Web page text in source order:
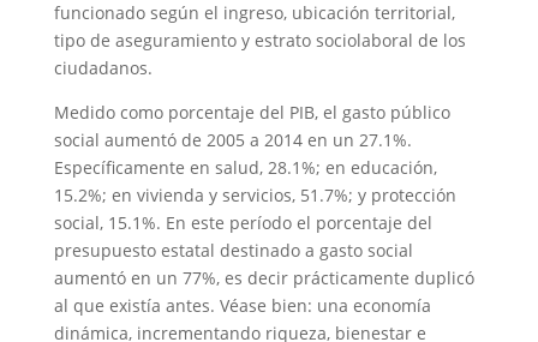
funcionado según el ingreso, ubicación territorial,
tipo de aseguramiento y estrato sociolaboral de los
ciudadanos.
Medido como porcentaje del PIB, el gasto público
social aumentó de 2005 a 2014 en un 27.1%.
Específicamente en salud, 28.1%; en educación,
15.2%; en vivienda y servicios, 51.7%; y protección
social, 15.1%. En este período el porcentaje del
presupuesto estatal destinado a gasto social
aumentó en un 77%, es decir prácticamente duplicó
al que existía antes. Véase bien: una economía
dinámica, incrementando riqueza, bienestar e